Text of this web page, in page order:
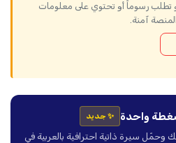
تطلب رسوماً أو تحتوي على معلومات
آمنة.
واحدة ✨ جديد
سيرة ذاتية احترافية بالعربية في